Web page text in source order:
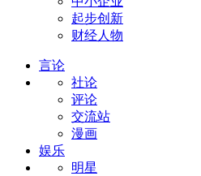
起步创新
财经人物
言论
社论
评论
交流站
漫画
娱乐
明星